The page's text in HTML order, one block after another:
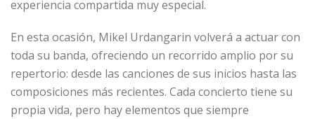
experiencia compartida muy especial.
En esta ocasión, Mikel Urdangarin volverá a actuar con
toda su banda, ofreciendo un recorrido amplio por su
repertorio: desde las canciones de sus inicios hasta las
composiciones más recientes. Cada concierto tiene su
propia vida, pero hay elementos que siempre